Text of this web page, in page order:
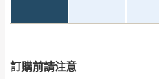
訂購前請注意
注意事項：